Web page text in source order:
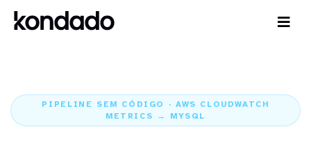
PIPELINE SEM CÓDIGO · AWS CLOUDWATCH
METRICS → MYSQL